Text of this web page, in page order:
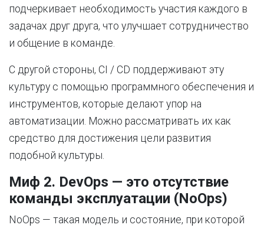
подчеркивает необходимость участия каждого в
задачах друг друга, что улучшает сотрудничество
и общение в команде.
С другой стороны, CI / CD поддерживают эту
культуру с помощью программного обеспечения и
инструментов, которые делают упор на
автоматизации. Можно рассматривать их как
средство для достижения цели развития
подобной культуры.
Миф 2. DevOps — это отсутствие
команды эксплуатации (NoOps)
NoOps — такая модель и состояние, при которой